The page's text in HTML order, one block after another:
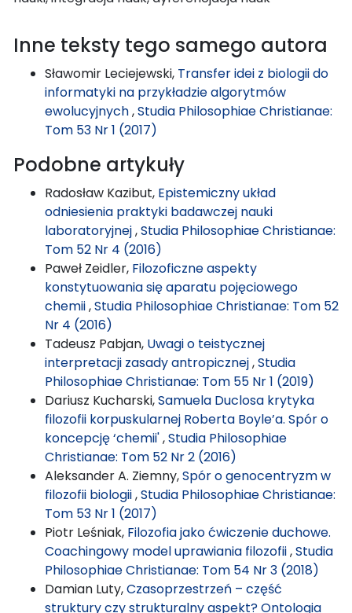
Inne teksty tego samego autora
Sławomir Leciejewski, Transfer idei z biologii do
informatyki na przykładzie algorytmów
ewolucyjnych,Studia Philosophiae Christianae:
Tom 53 Nr 1 (2017)
Podobne artykuły
Radosław Kazibut, Epistemiczny układ
odniesienia praktyki badawczej nauki
laboratoryjnej,Studia Philosophiae Christianae:
Tom 52 Nr 4 (2016)
Paweł Zeidler, Filozoficzne aspekty
konstytuowania się aparatu pojęciowego
chemii,Studia Philosophiae Christianae: Tom 52
Nr 4 (2016)
Tadeusz Pabjan, Uwagi o teistycznej
interpretacji zasady antropicznej,Studia
Philosophiae Christianae: Tom 55 Nr 1 (2019)
Dariusz Kucharski,Samuela Duclosa krytyka
filozofii korpuskularnej Roberta Boyle’a. Spór o
koncepcję ‘chemii',Studia Philosophiae
Christianae: Tom 52 Nr 2 (2016)
Aleksander A. Ziemny,Spór o genocentryzm w
filozofii biologii,Studia Philosophiae Christianae:
Tom 53 Nr 1 (2017)
Piotr Leśniak, Filozofia jako ćwiczenie duchowe.
Coachingowy model uprawiania filozofii,Studia
Philosophiae Christianae: Tom 54 Nr 3 (2018)
Damian Luty,Czasoprzestrzeń – część
struktury czy strukturalny aspekt? Ontologia